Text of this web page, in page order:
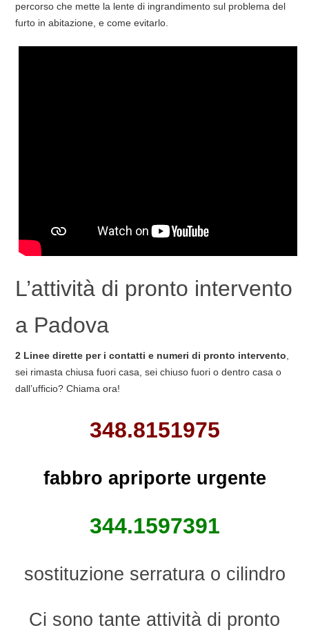
percorso che mette la lente di ingrandimento sul problema del
furto in abitazione, e come evitarlo.
L’attività di pronto intervento
a Padova
2 Linee dirette per i contatti e numeri di pronto intervento
sei rimasta chiusa fuori casa, sei chiuso fuori o dentro casa o
dall’ufficio? Chiama ora!
348.8151975
fabbro apriporte urgente
344.1597391
sostituzione serratura o cilindro
Ci sono tante attività di pronto